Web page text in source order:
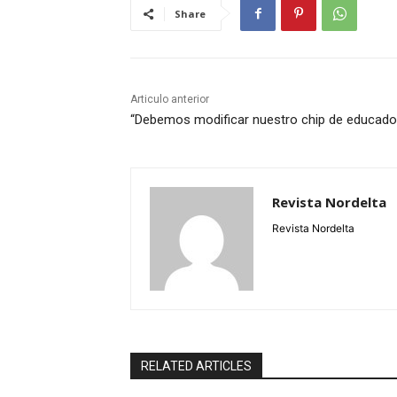
Share
Articulo anterior
“Debemos modificar nuestro chip de
Revista Nordelta
Revista Nordelta
RELATED ARTICLES